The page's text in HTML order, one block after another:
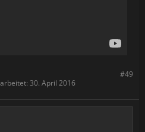
#49
30. April 2016